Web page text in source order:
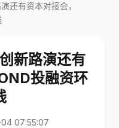
还有资本对接会，
新路演还有
投融资环
07:55:07